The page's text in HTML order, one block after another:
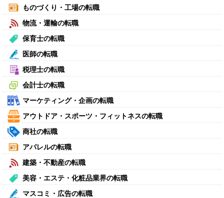
ものづくり・工場の転職
物流・運輸の転職
保育士の転職
医師の転職
税理士の転職
会計士の転職
マーケティング・企画の転職
アウトドア・スポーツ・フィットネスの転職
商社の転職
アパレルの転職
建築・不動産の転職
美容・エステ・化粧品業界の転職
マスコミ・広告の転職